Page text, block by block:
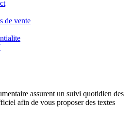
de vente
assurent un suivi quotidien des
afin de vous proposer des textes